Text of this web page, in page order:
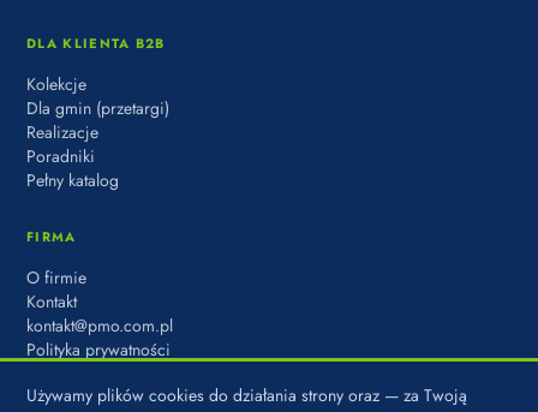
DLA KLIENTA B2B
Kolekcje
Dla gmin (przetargi)
Realizacje
Poradniki
Pełny katalog
FIRMA
O firmie
Kontakt
kontakt@pmo.com.pl
Polityka prywatności
Używamy plików cookies do działania strony oraz — za Twoją